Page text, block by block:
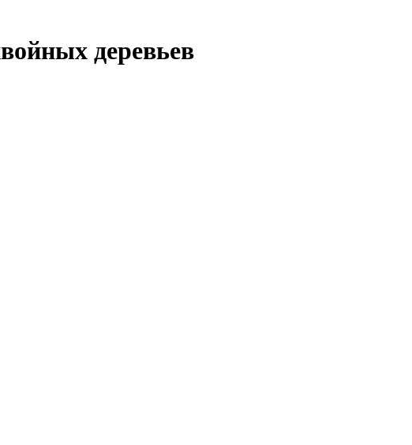
деревьев